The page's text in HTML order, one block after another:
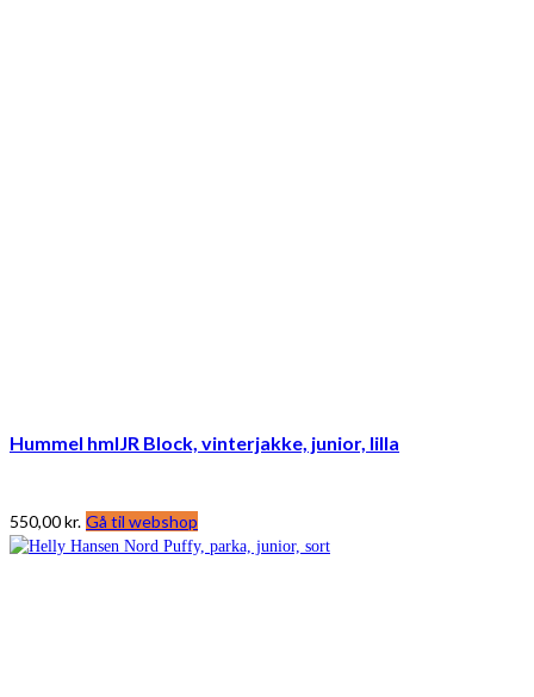
Hummel hmlJR Block, vinterjakke, junior, lilla
550,00kr. Gå til webshop